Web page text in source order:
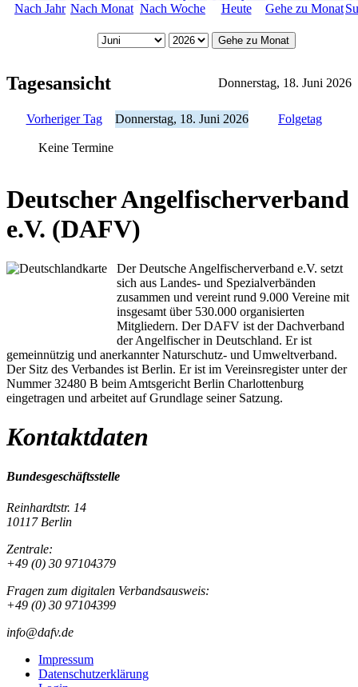
Nach Jahr Nach Monat Nach Woche Heute Gehe zu Monat
Gehe zu Monat
Tagesansicht Donnerstag, 18. Juni 2026
Vorheriger Tag Donnerstag, 18. Juni 2026 Folgetag
Keine Termine
Deutscher Angelfischerverband
e.V. (DAFV)
Der Deutsche Angelfischerverband e.V. setzt
sich aus Landes- und Spezialverbänden
zusammen und vereint rund 9.000 Vereine mit
insgesamt über 530.000 organisierten
Mitgliedern. Der DAFV ist der Dachverband
der Angelfischer in Deutschland. Er ist
gemeinnützig und anerkannter Naturschutz- und Umweltverband.
Der Sitz des Verbandes ist Berlin. Er ist im Vereinsregister unter der
Nummer 32480 B beim Amtsgericht Berlin Charlottenburg
eingetragen und arbeitet auf Grundlage seiner Satzung.
Kontaktdaten
Bundesgeschäftsstelle
Reinhardtstr. 14
10117 Berlin
Zentrale:
+49 (0) 30 97104379
Fragen zum digitalen Verbandsausweis:
+49 (0) 30 97104399
info@dafv.de
Impressum
Datenschutzerklärung